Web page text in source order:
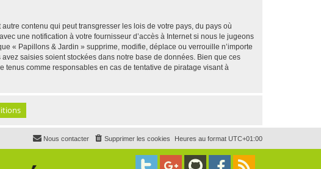
contenu qui peut transgresser les lois de votre pays, du pays où
une notification à votre fournisseur d’accès à Internet si nous le jugeons
« Papillons & Jardin » supprime, modifie, déplace ou verrouille n’importe
saisies soient stockées dans notre base de données. Bien que ces
comme responsables en cas de tentative de piratage visant à
Heures au format UTC+01:00
Supprimer les cookies
Nous contacter